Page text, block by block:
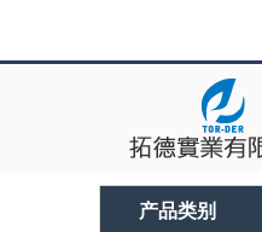
产品类别